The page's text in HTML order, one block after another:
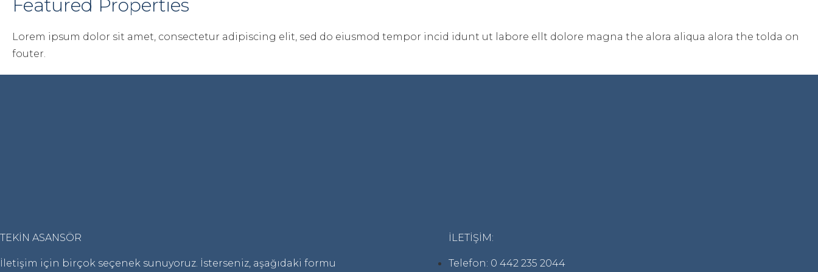
Featured Properties
Lorem ipsum dolor sit amet, consectetur adipiscing elit, sed do eiusmod tempor incid idunt ut labore ellt dolore magna the alora aliqua alora the tolda on
fouter.
TEKİN ASANSÖR
İletişim için birçok seçenek sunuyoruz. İsterseniz, aşağıdaki formu
İLETİŞİM:
Telefon: 0 442 235 2044